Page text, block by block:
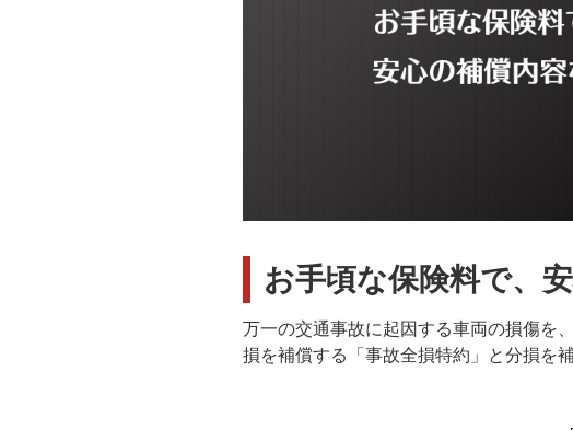
お手頃な保険料で、
万一の交通事故に起因する車両の損傷を
損を補償する「事故全損特約」と分損を